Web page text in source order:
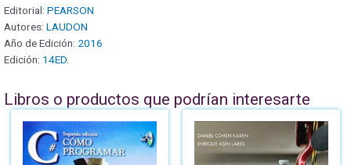
Editorial: PEARSON
Autores: LAUDON
Año de Edición: 2016
Edición: 14ED.
Libros o productos que podrían interesarte